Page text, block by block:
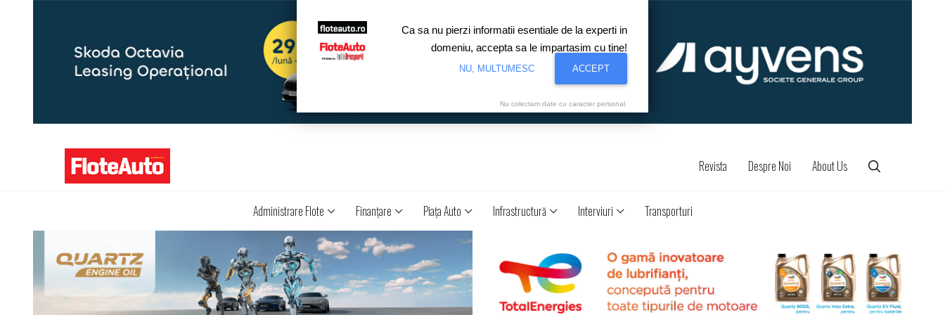
Revista Despre Noi About Us
Administrare Flote Finanţare Piaţa Auto Infrastructură Interviuri Transporturi
Ca sa nu pierzi informatii esentiale de la experti in
domeniu, accepta sa le impartasim cu tine!
NU, MULTUMESC ACCEPT
Nu colectam date cu caracter personal.